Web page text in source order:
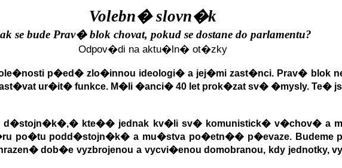
Volebn� slovn�k
se bude Prav� blok chovat, pokud se dostane do parlamentu?
Odpov�di na aktu�ln� ot�zky
p�ed� zlo�innou ideologi� a jej�mi zast�nci. Prav� blok
ur�it� funkce. M�li �anci� 40 let prok�zat sv� �mysly. Te�
d�stojn�k�,� kte�� jednak kv�li sv� komunistick� v�chov� a
po�tu podd�stojn�k� a mu�stva po�etn�� p�evaze.
dob�e vyzbrojenou a vycvi�enou domobranou, kdy